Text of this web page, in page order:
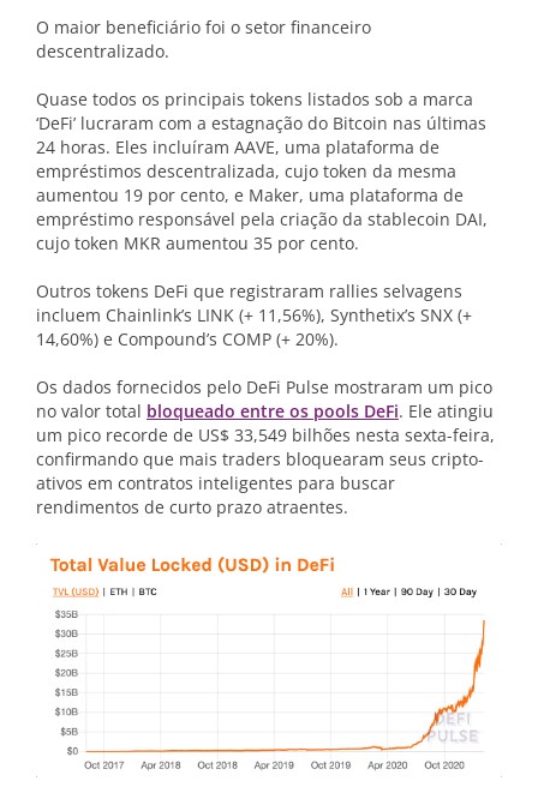
O maior beneficiário foi o setor financeiro
descentralizado.
Quase todos os principais tokens listados sob a marca
‘DeFi’ lucraram com a estagnação do Bitcoin nas últimas
24 horas. Eles incluíram AAVE, uma plataforma de
empréstimos descentralizada, cujo token da mesma
aumentou 19 por cento, e Maker, uma plataforma de
empréstimo responsável pela criação da stablecoin DAI,
cujo token MKR aumentou 35 por cento.
Outros tokens DeFi que registraram rallies selvagens
incluem Chainlink’s LINK (+ 11,56%), Synthetix’s SNX (+
14,60%) e Compound’s COMP (+ 20%).
Os dados fornecidos pelo DeFi Pulse mostraram um pico
no valor total bloqueado entre os pools DeFi. Ele atingiu
um pico recorde de US$ 33,549 bilhões nesta sexta-feira,
confirmando que mais traders bloquearam seus cripto-
ativos em contratos inteligentes para buscar
rendimentos de curto prazo atraentes.